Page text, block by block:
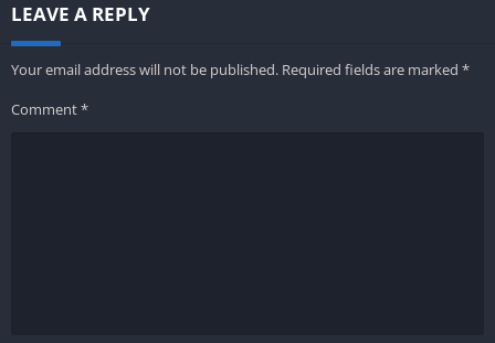
LEAVE A REPLY
Your email address will not be published. Required fields are marked *
Comment*